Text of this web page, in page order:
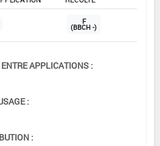
F
(BBCH -)
APPLICATIONS :
:
: